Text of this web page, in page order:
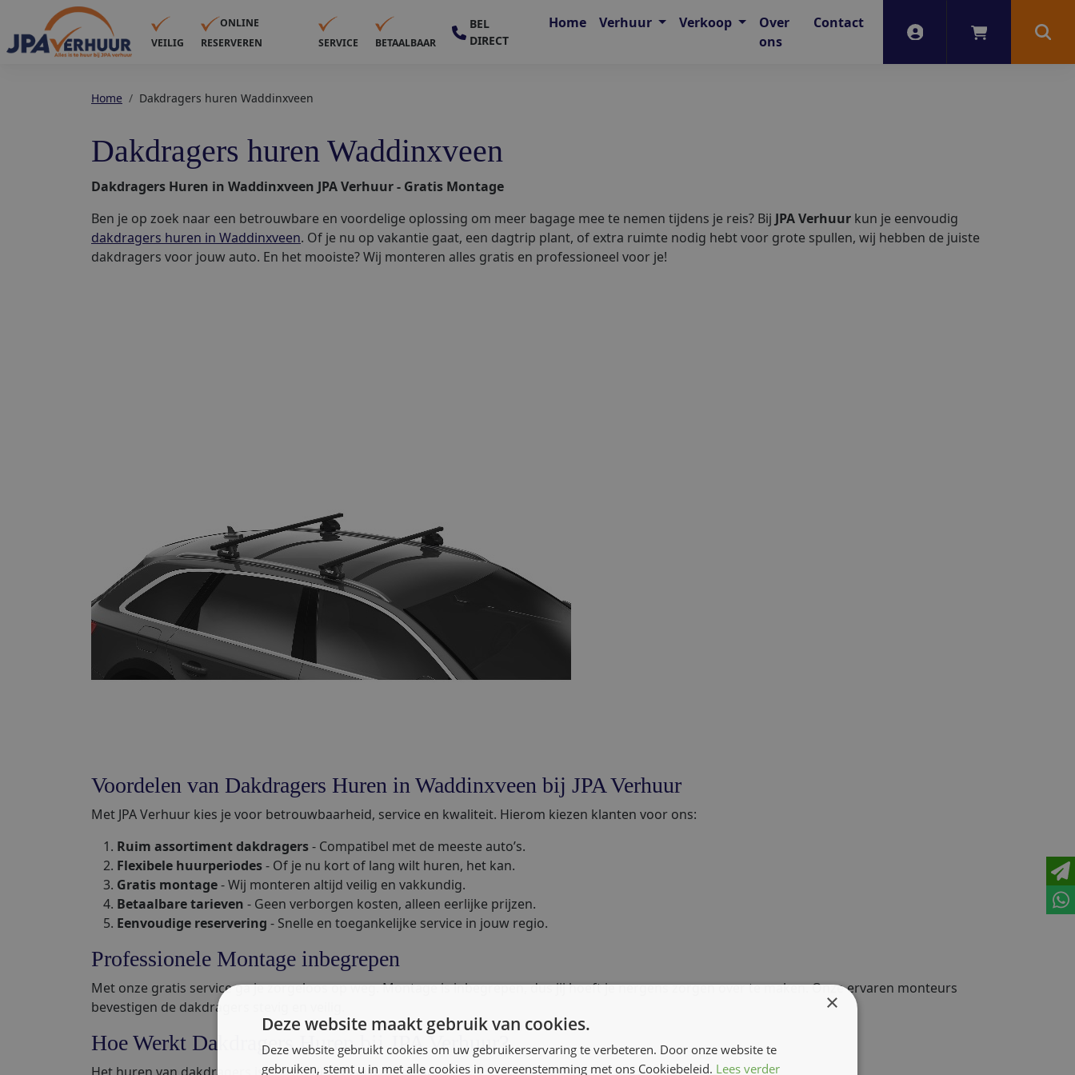
VEILIG
ONLINE
RESERVEREN
SERVICE BETAALBAAR
BEL
DIRECT
Account Winkelwagen
Home Verhuur Verkoop
Over
ons
Contact
Home Dakdragers huren Waddinxveen
Dakdragers huren Waddinxveen
Dakdragers Huren in Waddinxveen JPA Verhuur - Gratis Montage
Ben je op zoek naar een betrouwbare en voordelige oplossing om meer bagage mee te nemen tijdens je reis? Bij JPA Verhuur kun je eenvoudig
dakdragers huren in Waddinxveen. Of je nu op vakantie gaat, een dagtrip plant, of extra ruimte nodig hebt voor grote spullen, wij hebben de juiste
dakdragers voor jouw auto. En het mooiste? Wij monteren alles gratis en professioneel voor je!
Voordelen van Dakdragers Huren in Waddinxveen bij JPA Verhuur
Met JPA Verhuur kies je voor betrouwbaarheid, service en kwaliteit. Hierom kiezen klanten voor ons:
Ruim assortiment dakdragers- Compatibel met de meeste auto’s.
Flexibele huurperiodes- Of je nu kort of lang wilt huren, het kan.
Gratis montage- Wij monteren altijd veilig en vakkundig.
Betaalbare tarieven - Geen verborgen kosten, alleen eerlijke prijzen.
Eenvoudige reservering - Snelle en toegankelijke service in jouw regio.
Professionele Montage inbegrepen
Met onze gratis service ga je zorgeloos op weg. Montage is inbegrepen, dus jij hoeft je nergens zorgen over te maken. Onze ervaren monteurs
bevestigen de dakdragers stevig en veilig.
Hoe Werkt Dakdragers Huren bij JPA Verhuur?
×
Deze website maakt gebruik van cookies.
Deze website gebruikt cookies om uw gebruikerservaring te verbeteren. Door onze website te
gebruiken, stemt u in met alle cookies in overeenstemming met ons Cookiebeleid. Lees verder